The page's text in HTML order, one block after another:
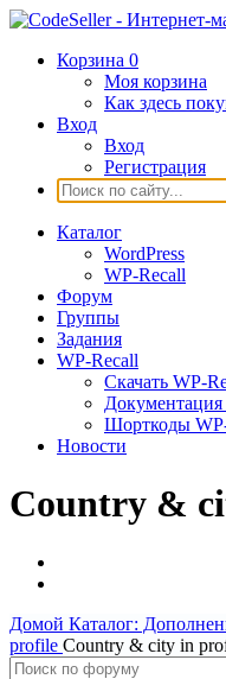
Корзина 0
Моя корзина
Как здесь
Вход
Вход
Регистрация
Каталог
WordPress
WP-Recall
Форум
Группы
Задания
WP-Recall
Скачать WP-
Документация
Шорткоды
Новости
Сountry &
Домой Каталог:
profile Сountry & city in